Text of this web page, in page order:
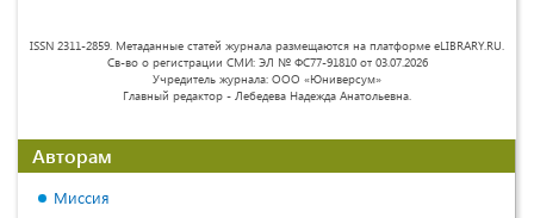
ISSN 2311-2859. Метаданные статей журнала размещаются на платформе eLIBRARY.RU.
Св-во о регистрации СМИ: ЭЛ № ФС77-91810 от 03.07.2026
Учредитель журнала: ООО «Юниверсум»
Главный редактор - Лебедева Надежда Анатольевна.
Авторам
Миссия